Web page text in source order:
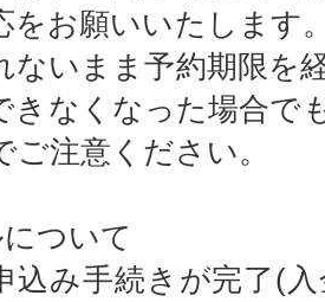
をお願いいたします
ないまま予約期限を
きなくなった場合で
注意ください。
ついて
込み手続きが完了(